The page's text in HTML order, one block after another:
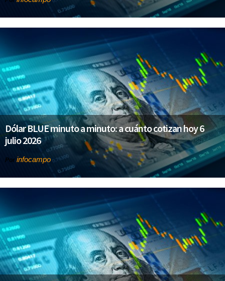
Dólar BLUE minuto a minuto: a cuánto cotizan hoy 6
julio 2026
Por infocampo